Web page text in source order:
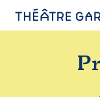
INFOS